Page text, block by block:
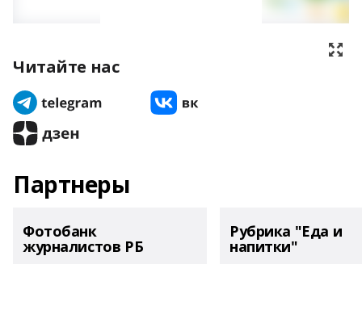
Читайте нас
Партнеры
Фотобанк
журналистов РБ
Рубрика "Еда и
напитки"